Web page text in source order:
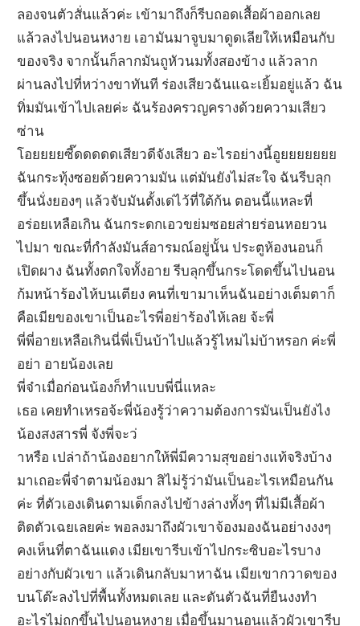
ลองจนตัวสั่นแล้วค่ะ เข้ามาถึงก็รีบถอดเสื้อผ้าออกเลย
แล้วลงไปนอนหงาย เอามันมาจูบมาดูดเลียให้เหมือนกับ
ของจริง จากนั้นก็ลากมันถูหัวนมทั้งสองข้าง แล้วลาก
ผ่านลงไปที่หว่างขาทันที ร่องเสียวฉันแฉะเยิ้มอยู่แล้ว ฉัน
ทิ่มมันเข้าไปเลยค่ะ ฉันร้องครวญครางด้วยความเสียว
ซ่าน
โอยยยยซี๊ดดดดดเสียวดีจังเสียว อะไรอย่างนี้อูยยยยยยย
ฉันกระทุ้งซอยด้วยความมัน แต่มันยังไม่สะใจ ฉันรีบลุก
ขึ้นนั่งยองๆ แล้วจับมันตั้งเด่ไว้ที่ใต้ก้น ตอนนี้แหละที่
อร่อยเหลือเกิน ฉันกระดกเอวขย่มซอยส่ายร่อนหอยวน
ไปมา ขณะที่กำลังมันส์อารมณ์อยู่นั้น ประตูห้องนอนก็
เปิดผาง ฉันทั้งตกใจทั้งอาย รีบลุกขึ้นกระโดดขึ้นไปนอน
ก้มหน้าร้องไห้บนเตียง คนที่เขามาเห็นฉันอย่างเต็มตาก็
คือเมียของเขาเป็นอะไรพี่อย่าร้องไห้เลย จ้ะพี่
พี่พี่อายเหลือเกินนี่พี่เป็นบ้าไปแล้วรู้ไหมไม่บ้าหรอก ค่ะพี่
อย่า อายน้องเลย
พี่จ๋าเมื่อก่อนน้องก็ทำแบบพี่นี่แหละ
เธอ เคยทำเหรอจ้ะพี่น้องรู้ว่าความต้องการมันเป็นยังไง
น้องสงสารพี่ จังพี่จะว่
าหรือ เปล่าถ้าน้องอยากให้พี่มีความสุขอย่างแท้จริงบ้าง
มาเถอะพี่จ๋าตามน้องมา สิไม่รู้ว่ามันเป็นอะไรเหมือนกัน
ค่ะ ที่ตัวเองเดินตามเด็กลงไปข้างล่างทั้งๆ ที่ไม่มีเสื้อผ้า
ติดตัวเฉยเลยค่ะ พอลงมาถึงผัวเขาจ้องมองฉันอย่างงงๆ
คงเห็นที่ตาฉันแดง เมียเขารีบเข้าไปกระซิบอะไรบาง
อย่างกับผัวเขา แล้วเดินกลับมาหาฉัน เมียเขากวาดของ
บนโต๊ะลงไปที่พื้นทั้งหมดเลย และดันตัวฉันที่ยืนงงทำ
อะไรไม่ถูกขึ้นไปนอนหงาย เมื่อขึ้นมานอนแล้วผัวเขารีบ